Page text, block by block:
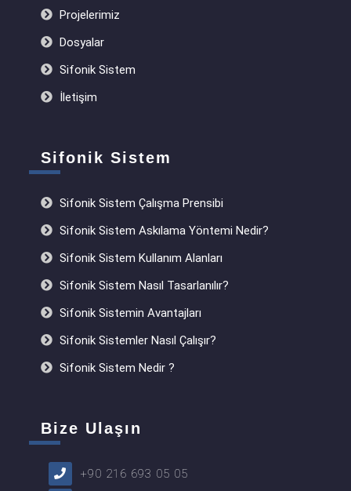
Projelerimiz
Dosyalar
Sifonik Sistem
İletişim
Sifonik Sistem
Sifonik Sistem Çalışma Prensibi
Sifonik Sistem Askılama Yöntemi Nedir?
Sifonik Sistem Kullanım Alanları
Sifonik Sistem Nasıl Tasarlanılır?
Sifonik Sistemin Avantajları
Sifonik Sistemler Nasıl Çalışır?
Sifonik Sistem Nedir ?
Bize Ulaşın
+90 216 693 05 05